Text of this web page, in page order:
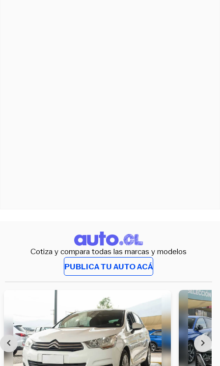
Cotiza y compara todas las marcas y modelos
PUBLICA TU AUTO ACÁ